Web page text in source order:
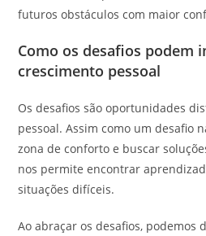
futuros obstáculos com maior
Como os desafios podem
crescimento pessoal
Os desafios são oportunidades
pessoal. Assim como um desafio
zona de conforto e buscar
nos permite encontrar
situações difíceis.
Ao abraçar os desafios, podemos